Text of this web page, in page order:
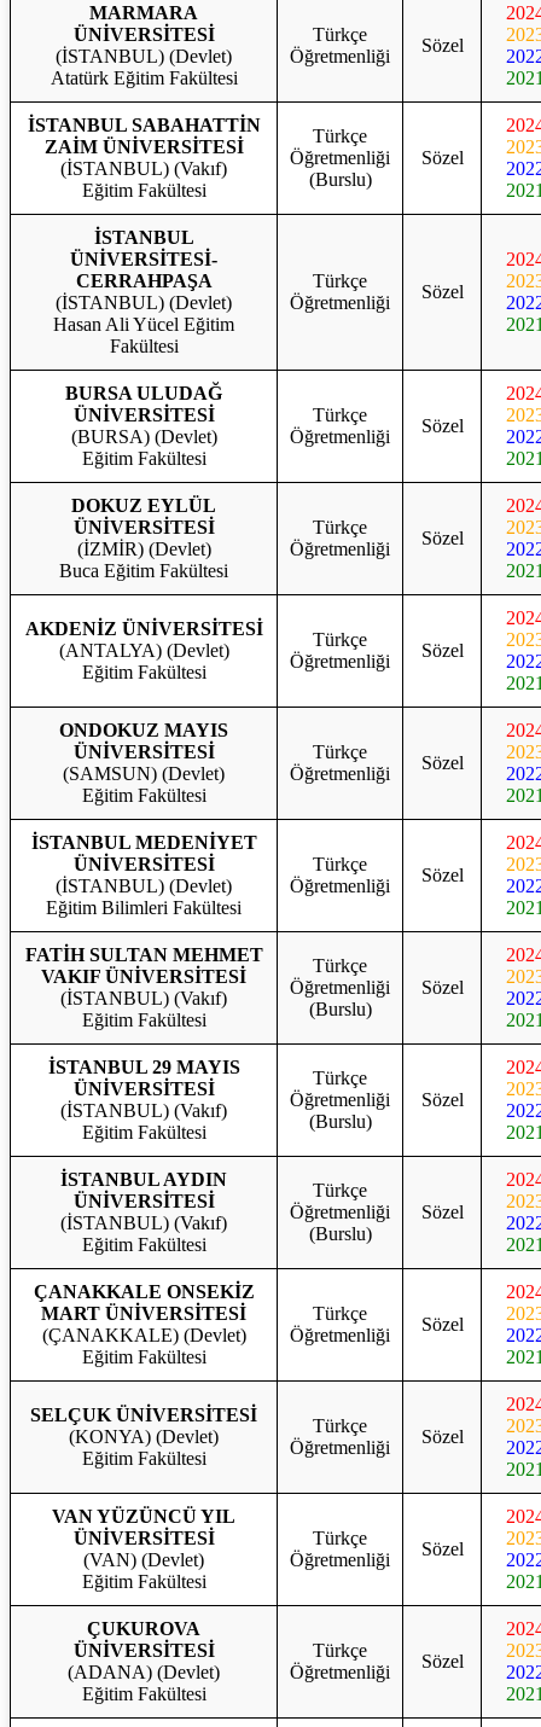
MARMARA
ÜNİVERSİTESİ
(İSTANBUL) (Devlet)
Atatürk Eğitim Fakültesi
Türkçe
Öğretmenliği
Sözel
İSTANBUL SABAHATTİN
ZAİM ÜNİVERSİTESİ
(İSTANBUL) (Vakıf)
Eğitim Fakültesi
Türkçe
Öğretmenliği
(Burslu)
Sözel
İSTANBUL
ÜNİVERSİTESİ-
CERRAHPAŞA
(İSTANBUL) (Devlet)
Hasan Ali Yücel Eğitim
Fakültesi
Türkçe
Öğretmenliği
Sözel
BURSA ULUDAĞ
ÜNİVERSİTESİ
(BURSA) (Devlet)
Eğitim Fakültesi
Türkçe
Öğretmenliği
Sözel
DOKUZ EYLÜL
ÜNİVERSİTESİ
(İZMİR) (Devlet)
Buca Eğitim Fakültesi
Türkçe
Öğretmenliği
Sözel
AKDENİZ ÜNİVERSİTESİ
(ANTALYA) (Devlet)
Eğitim Fakültesi
Türkçe
Öğretmenliği
Sözel
ONDOKUZ MAYIS
ÜNİVERSİTESİ
(SAMSUN) (Devlet)
Eğitim Fakültesi
Türkçe
Öğretmenliği
Sözel
İSTANBUL MEDENİYET
ÜNİVERSİTESİ
(İSTANBUL) (Devlet)
Eğitim Bilimleri Fakültesi
Türkçe
Öğretmenliği
Sözel
FATİH SULTAN MEHMET
VAKIF ÜNİVERSİTESİ
(İSTANBUL) (Vakıf)
Eğitim Fakültesi
Türkçe
Öğretmenliği
(Burslu)
Sözel
İSTANBUL 29 MAYIS
ÜNİVERSİTESİ
(İSTANBUL) (Vakıf)
Eğitim Fakültesi
Türkçe
Öğretmenliği
(Burslu)
Sözel
İSTANBUL AYDIN
ÜNİVERSİTESİ
(İSTANBUL) (Vakıf)
Eğitim Fakültesi
Türkçe
Öğretmenliği
(Burslu)
Sözel
ÇANAKKALE ONSEKİZ
MART ÜNİVERSİTESİ
(ÇANAKKALE) (Devlet)
Eğitim Fakültesi
Türkçe
Öğretmenliği
Sözel
SELÇUK ÜNİVERSİTESİ
(KONYA) (Devlet)
Eğitim Fakültesi
Türkçe
Öğretmenliği
Sözel
VAN YÜZÜNCÜ YIL
ÜNİVERSİTESİ
(VAN) (Devlet)
Eğitim Fakültesi
Türkçe
Öğretmenliği
Sözel
ÇUKUROVA
ÜNİVERSİTESİ
(ADANA) (Devlet)
Eğitim Fakültesi
Türkçe
Öğretmenliği
Sözel